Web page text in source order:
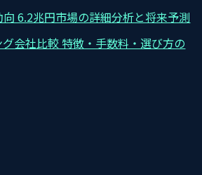
6.2兆円市場の詳細分析と将来予測
会社比較 特徴・手数料・選び方の